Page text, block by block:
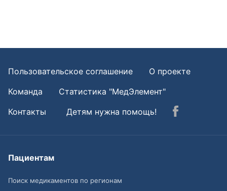
Пользовательское соглашение
О проекте
Команда
Статистика "МедЭлемент"
Контакты
Детям нужна помощь!
Пациентам
Поиск медикаментов по регионам